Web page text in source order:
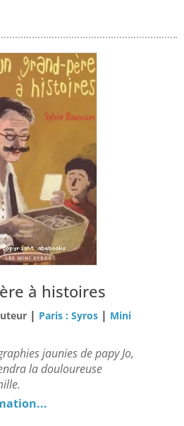
à histoires
| Paris : Syros | Mini
jaunies de papy Jo,
la douloureuse